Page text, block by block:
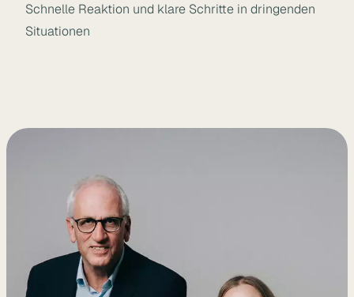
Schnelle Reaktion und klare Schritte in dringenden
Situationen